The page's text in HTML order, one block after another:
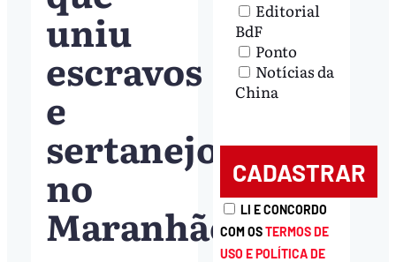
uniu
escravos
e
sertanejos
no
Maranhão
Editorial
BdF
Ponto
Notícias da
China
LI E CONCORDO
COM OSTERMOS DE
USO E POLÍTICA DE